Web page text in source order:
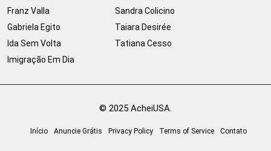
Franz Valla
Gabriela Egito
Ida Sem Volta
Imigração Em Dia
Sandra Colicino
Taiara Desirée
Tatiana Cesso
© 2025 AcheiUSA.
Início Anuncie Grátis Privacy Policy Terms of Service Contato